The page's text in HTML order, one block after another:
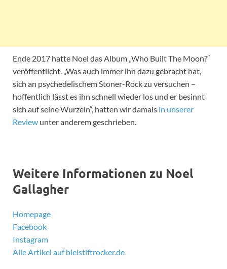
Ende 2017 hatte Noel das Album „Who Built The Moon?“
veröffentlicht. „Was auch immer ihn dazu gebracht hat,
sich an psychedelischem Stoner-Rock zu versuchen –
hoffentlich lässt es ihn schnell wieder los und er besinnt
sich auf seine Wurzeln“, hatten wir damals in unserer
Review unter anderem geschrieben.
Weitere Informationen zu Noel
Gallagher
Homepage
Facebook
Instagram
Alle Artikel auf bleistiftrocker.de